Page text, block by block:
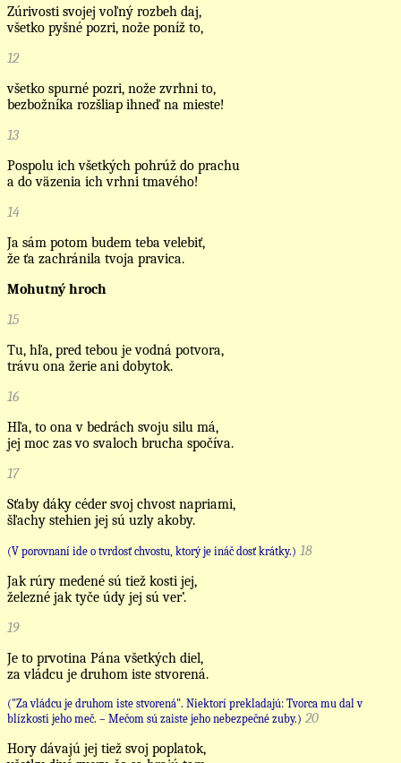
Zúrivosti svojej voľný rozbeh daj,
všetko pyšné pozri, nože poníž to,
12
všetko spurné pozri, nože zvrhni to,
bezbožníka rozšliap ihneď na mieste!
13
Pospolu ich všetkých pohrúž do prachu
a do väzenia ich vrhni tmavého!
14
Ja sám potom budem teba velebiť,
že ťa zachránila tvoja pravica.
Mohutný hroch
15
Tu, hľa, pred tebou je vodná potvora,
trávu ona žerie ani dobytok.
16
Hľa, to ona v bedrách svoju silu má,
jej moc zas vo svaloch brucha spočíva.
17
Sťaby dáky céder svoj chvost napriami,
šľachy stehien jej sú uzly akoby.
(V porovnaní ide o tvrdosť chvostu, ktorý je ináč dosť krátky.) 18
Jak rúry medené sú tiež kosti jej,
železné jak tyče údy jej sú ver’.
19
Je to prvotina Pána všetkých diel,
za vládcu je druhom iste stvorená.
("Za vládcu je druhom iste stvorená". Niektorí prekladajú: Tvorca mu dal v
blízkosti jeho meč. – Mečom sú zaiste jeho nebezpečné zuby.) 20
Hory dávajú jej tiež svoj poplatok,